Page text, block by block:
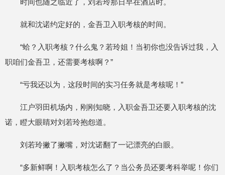
时间也随之临近了，刘若玲那日早在酒店时。
就和沈诺约定好的，金吾卫入职考核的时间。
“蛤？入职考核？什么鬼？若玲姐！当初你也没告诉过我，入
职咱们金吾卫，还需要考核啊？”
“亏我还以为，这段时间的实习任务就是考核呢！”
江户羽田机场内，刚刚知晓，入职金吾卫还要入职考核的沈
诺，瞪大眼睛对刘若玲抱怨道。
刘若玲撇了撇嘴，对沈诺翻了一记漂亮的白眼。
“多新鲜啊！入职考核怎么了？当公务员还要考科举呢！你们